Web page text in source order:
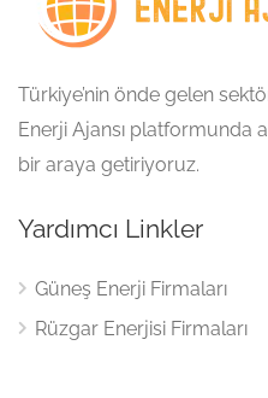
Türkiye’nin önde gelen
Enerji Ajansı platformunda
bir araya getiriyoruz.
Yardımcı Linkler
Güneş Enerji Firmaları
Rüzgar Enerjisi Firmaları